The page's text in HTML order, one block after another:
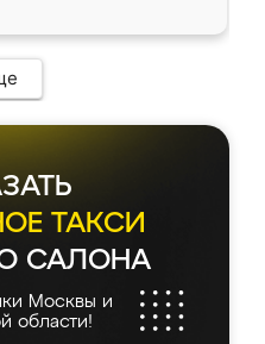
ТАКСИ
САЛОНА
Москвы и
области!